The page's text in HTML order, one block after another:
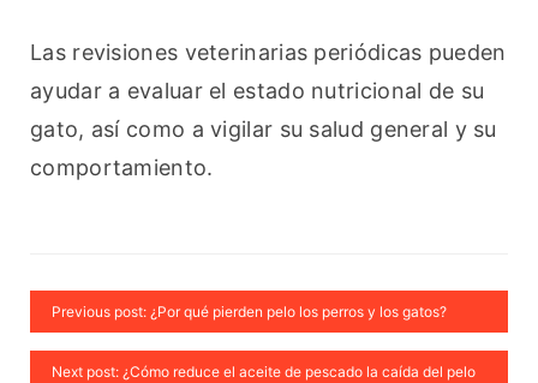
Las revisiones veterinarias periódicas pueden
ayudar a evaluar el estado nutricional de su
gato, así como a vigilar su salud general y su
comportamiento.
Previous post: ¿Por qué pierden pelo los perros y los gatos?
Next post: ¿Cómo reduce el aceite de pescado la caída del pelo